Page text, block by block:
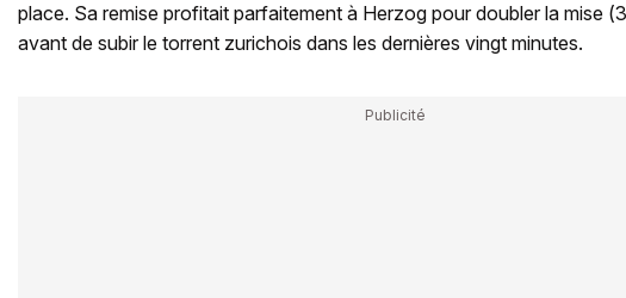
place. Sa remise profitait parfaitement à Herzog pour doubler la mise
avant de subir le torrent zurichois dans les dernières vingt minutes.